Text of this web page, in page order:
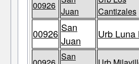
00926
Juan
Cantizales
00926 San
Juan
Urb Luna
San